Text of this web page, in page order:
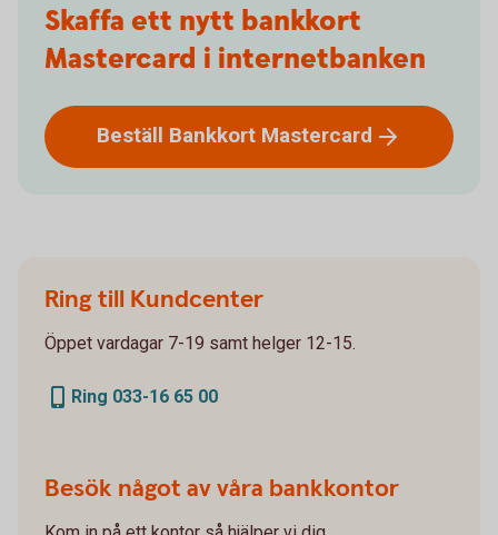
Skaffa ett nytt bankkort
Mastercard i internetbanken
Beställ Bankkort Mastercard
Ring till Kundcenter
Öppet vardagar 7-19 samt helger 12-15.
Ring 033-16 65 00
Besök något av våra bankkontor